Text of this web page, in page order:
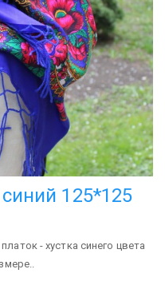
125*125
- хустка синего цвета